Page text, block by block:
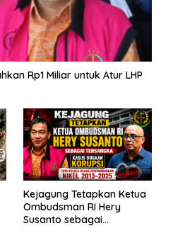
Rp1 Miliar untuk Atur LHP
Kejagung Tetapkan Ketua
Ombudsman RI Hery
Susanto sebagai